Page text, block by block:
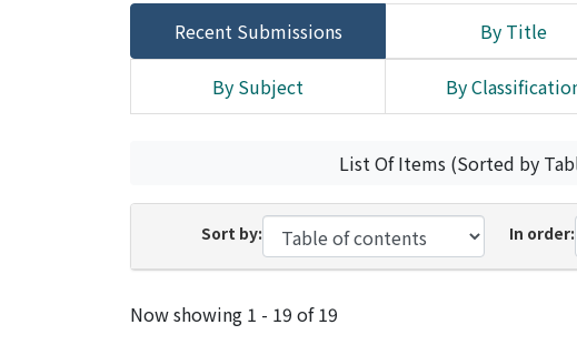
Recent Submissions By Title
By Subject By
List Of Items (Sorted by
Sort by: In order:
Recent Submissions
Now showing 1 - 19 of 19